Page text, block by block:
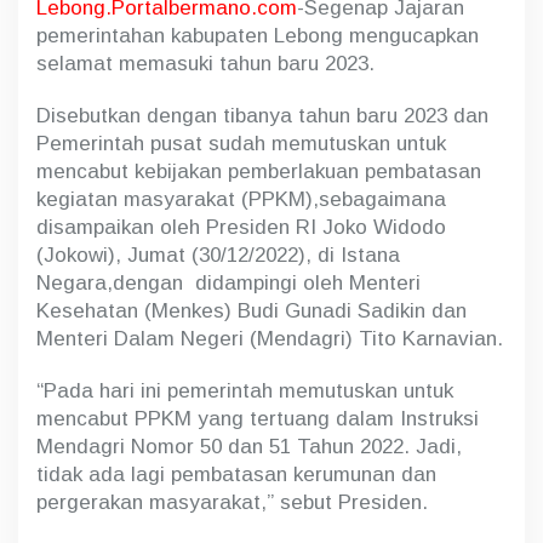
0
2
Lebong.Portalbermano.com-Segenap Jajaran
pemerintahan kabupaten Lebong mengucapkan
selamat memasuki tahun baru 2023.
Disebutkan dengan tibanya tahun baru 2023 dan
Pemerintah pusat sudah memutuskan untuk
mencabut kebijakan pemberlakuan pembatasan
kegiatan masyarakat (PPKM),sebagaimana
disampaikan oleh Presiden RI Joko Widodo
(Jokowi), Jumat (30/12/2022), di Istana
Negara,dengan didampingi oleh Menteri
Kesehatan (Menkes) Budi Gunadi Sadikin dan
Menteri Dalam Negeri (Mendagri) Tito Karnavian.
“Pada hari ini pemerintah memutuskan untuk
mencabut PPKM yang tertuang dalam Instruksi
Mendagri Nomor 50 dan 51 Tahun 2022. Jadi,
tidak ada lagi pembatasan kerumunan dan
pergerakan masyarakat,” sebut Presiden.